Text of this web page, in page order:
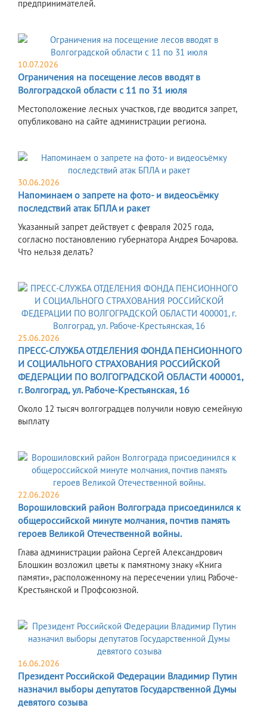
предпринимателей.
10.07.2026
Ограничения на посещение лесов вводят в
Волгоградской области с 11 по 31 июля
Местоположение лесных участков, где вводится запрет,
опубликовано на сайте администрации региона.
30.06.2026
Напоминаем о запрете на фото- и видеосъёмку
последствий атак БПЛА и ракет
Указанный запрет действует с февраля 2025 года,
согласно постановлению губернатора Андрея Бочарова.
Что нельзя делать?
25.06.2026
ПРЕСС-СЛУЖБА ОТДЕЛЕНИЯ ФОНДА ПЕНСИОННОГО
И СОЦИАЛЬНОГО СТРАХОВАНИЯ РОССИЙСКОЙ
ФЕДЕРАЦИИ ПО ВОЛГОГРАДСКОЙ ОБЛАСТИ 400001,
г. Волгоград, ул. Рабоче-Крестьянская, 16
Около 12 тысяч волгоградцев получили новую семейную
выплату
22.06.2026
Ворошиловский район Волгограда присоединился к
общероссийской минуте молчания, почтив память
героев Великой Отечественной войны.
Глава администрации района Сергей Александрович
Блошкин возложил цветы к памятному знаку «Книга
памяти», расположенному на пересечении улиц Рабоче-
Крестьянской и Профсоюзной.
16.06.2026
Президент Российской Федерации Владимир Путин
назначил выборы депутатов Государственной Думы
девятого созыва